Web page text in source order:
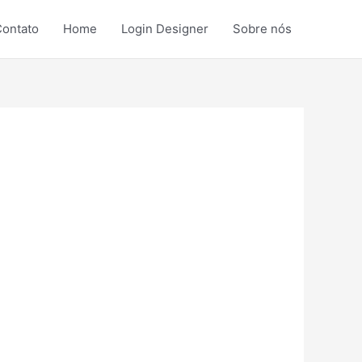
Home Login Designer Sobre nós